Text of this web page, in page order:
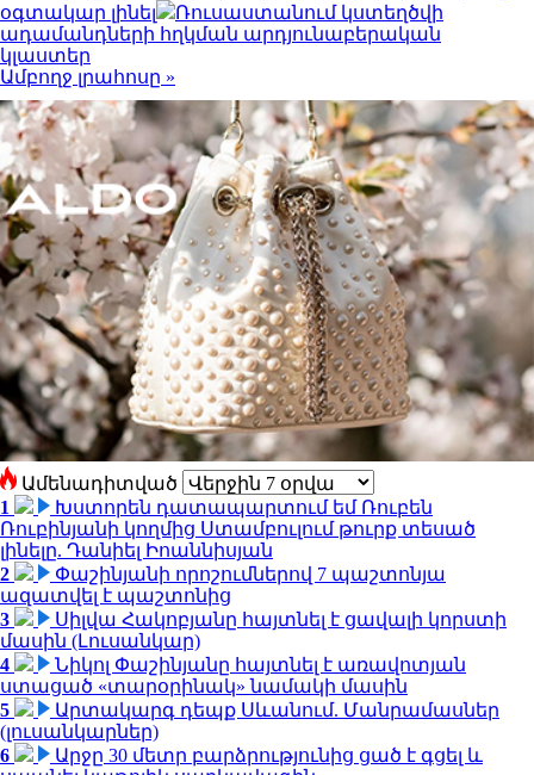
օգտակար լինել
Ռուսաստանում կստեղծվի
ադամանդների հղկման արդյունաբերական
կլաստեր
Ամբողջ լրահոսը »
Ամենադիտված
1
Խստորեն դատապարտում եմ Ռուբեն
Ռուբինյանի կողմից Ստամբուլում թուրք տեսած
լինելը. Դանիել Իոաննիսյան
2
Փաշինյանի որոշումներով 7 պաշտոնյա
ազատվել է պաշտոնից
3
Սիլվա Հակոբյանը հայտնել է ցավալի կորստի
մասին (Լուսանկար)
4
Նիկոլ Փաշինյանը հայտնել է առավոտյան
ստացած «տարօրինակ» նամակի մասին
5
Արտակարգ դեպք Սևանում. Մանրամասներ
(լուսանկարներ)
6
Արջը 30 մետր բարձրությունից ցած է գցել և